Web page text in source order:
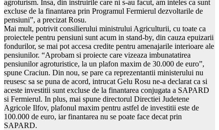
agroturism. Insa, din instruirile care ni s-au facut, am inteles ca sunt
excluse de la finantarea prin Programul Fermierul dezvoltarile de
pensiuni”, a precizat Rosu.
Mai mult, potrivit consilierului ministrului Agriculturii, cu toate ca
proiectele pentru pensiuni sunt acum in stand-by, din cauza epuizarii
fondurilor, se mai pot accesa credite pentru amenajarile interioare ale
pensiunilor. “Aprobam si proiecte care vizeaza imbunatatirea
pensiunilor agroturistice, la un plafon maxim de 30.000 de euro”,
spune Craciun. Din nou, se pare ca reprezentantii ministerului nu
reusesc sa se puna de acord, intrucat Gelu Rosu ne-a declarat ca si
aceste investitii sunt excluse de la finantarea conjugata a SAPARD
si Fermierul. In plus, mai spune directorul Directiei Judetene
Agricole Ilfov, plafonul maxim pentru astfel de investitii este de
100.000 de euro, iar finantarea nu se poate face decat prin
SAPARD.